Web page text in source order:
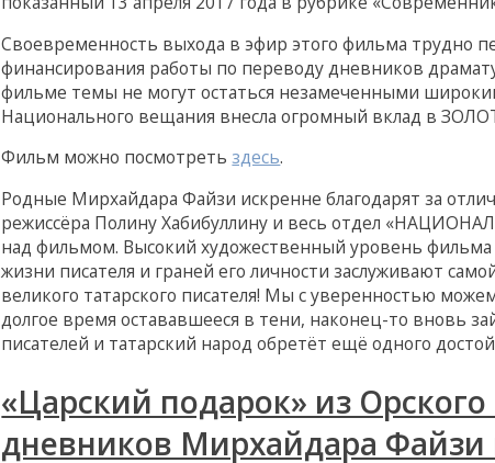
Своевременность выхода в эфир этого фильма трудно
финансирования работы по переводу дневников
фильме темы не могут остаться незамеченными
Национального вещания внесла огромный вклад в
Фильм можно посмотретьздесь.
Родные Мирхайдара Файзи искренне благодарят за
режиссёра Полину Хабибуллину и весь отдел
над фильмом. Высокий художественный уровень
жизни писателя и граней его личности заслуживают
великого татарского писателя! Мы с уверенностью
долгое время остававшееся в тени, наконец-то вновь
писателей и татарский народ обретёт ещё одного
«Царский подарок» из
дневников Мирхайдара Файзи